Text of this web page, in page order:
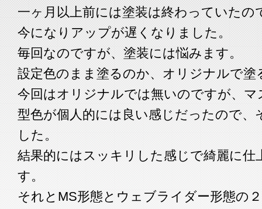
一ヶ月以上前には塗装は終わっていたの
今になりアップが遅くなりました。
毎回なのですが、塗装には悩みます。
設定色のまま塗るのか、オリジナルで塗
今回はオリジナルでは無いのですが、
型色が個人的には良い感じだったので、
した。
結果的にはスッキリした感じで綺麗に仕
す。
それとMS形態とウェブライダー形態の